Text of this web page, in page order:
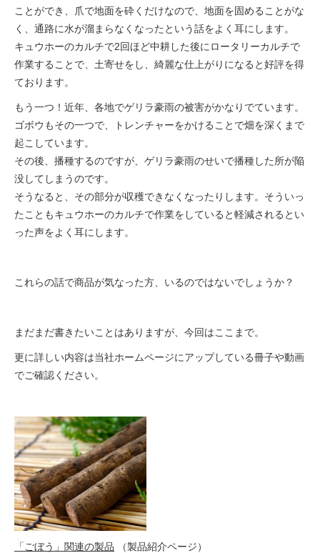
ことができ、爪で地面を砕くだけなので、地面を固めることがな
く、通路に水が溜まらなくなったという話をよく耳にします。
キュウホーのカルチで2回ほど中耕した後にロータリーカルチで
作業することで、土寄せをし、綺麗な仕上がりになると好評を得
ております。
もう一つ！近年、各地でゲリラ豪雨の被害がかなりでています。
ゴボウもその一つで、トレンチャーをかけることで畑を深くまで
起こしています。
その後、播種するのですが、ゲリラ豪雨のせいで播種した所が陥
没してしまうのです。
そうなると、その部分が収穫できなくなったりします。そういっ
たこともキュウホーのカルチで作業をしていると軽減されるとい
った声をよく耳にします。
これらの話で商品が気なった方、いるのではないでしょうか？
まだまだ書きたいことはありますが、今回はここまで。
更に詳しい内容は当社ホームページにアップしている冊子や動画
でご確認ください。
「ごぼう」関連の製品 （製品紹介ページ）